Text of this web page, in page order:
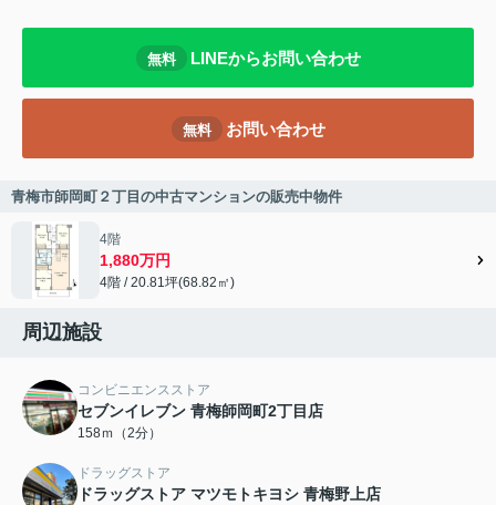
無料 LINEからお問い合わせ
無料 お問い合わせ
青梅市師岡町２丁目の中古マンションの販売中物件
4階
1,880万円
4階 / 20.81坪(68.82㎡)
周辺施設
コンビニエンスストア
セブンイレブン 青梅師岡町2丁目店
158ｍ（2分）
ドラッグストア
ドラッグストア マツモトキヨシ 青梅野上店